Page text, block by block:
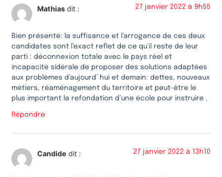
Mathias dit : 27 janvier 2022 à 9h55
Bien présenté: la suffisance et l’arrogance de ces deux
candidates sont l’exact reflet de ce qu’il reste de leur
parti : déconnexion totale avec le pays réel et
incapacité sidérale de proposer des solutions adaptées
aux problèmes d’aujourd’ hui et demain: dettes, nouveaux
métiers, réaménagement du territoire et peut-être le
plus important la refondation d’une école pour instruire .
Répondre
Candide dit : 27 janvier 2022 à 13h10